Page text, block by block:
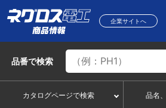
企業サイトへ
品番で検索
カタログページで検索 品名